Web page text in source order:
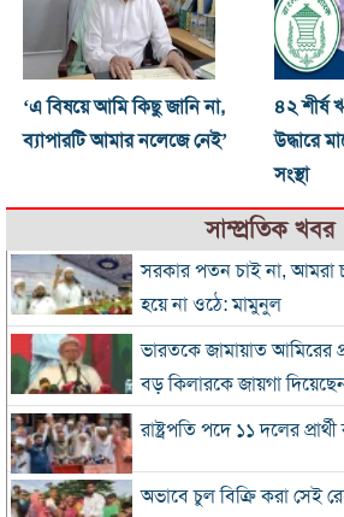
‘এ বিষয়ে আমি কিছু জানি না,
ব্যাপারটি আমার নলেজে নেই’
৪২ শীর্ষ
উদ্ধারে
সংস্থা
সাম্প্রতিক খবর
সরকার পতন চাই না, আমরা
হয়ে না ওঠে: মামুনুল
ভারতকে জামায়াত আমিরের
বড় কিলারকে জায়গা
রাষ্ট্রপতি পদে ১১ দলের
অভাবে চুল বিক্রি করা সেই